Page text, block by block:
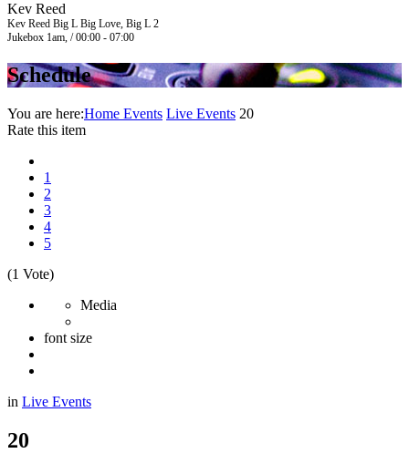
Kev Reed
Kev Reed Big L Big Love, Big L 2
Jukebox 1am, / 00:00 - 07:00
Schedule
You are here:Home Events Live Events 20
Rate this item
1
2
3
4
5
(1 Vote)
Media
font size
in Live Events
20